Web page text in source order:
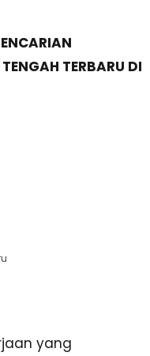
TERBARU DI
yang